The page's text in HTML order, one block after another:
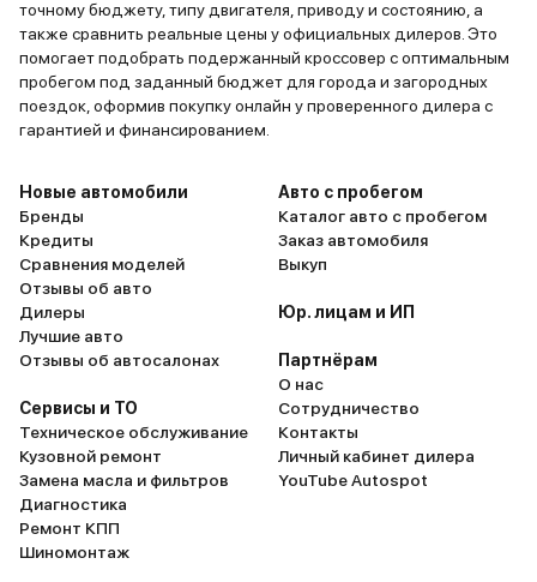
точному бюджету, типу двигателя, приводу и состоянию, а
также сравнить реальные цены у официальных дилеров. Это
помогает подобрать подержанный кроссовер с оптимальным
пробегом под заданный бюджет для города и загородных
поездок, оформив покупку онлайн у проверенного дилера с
гарантией и финансированием.
Новые автомобили
Бренды
Кредиты
Сравнения моделей
Отзывы об авто
Дилеры
Лучшие авто
Отзывы об автосалонах
Сервисы и ТО
Техническое обслуживание
Кузовной ремонт
Замена масла и фильтров
Диагностика
Ремонт КПП
Шиномонтаж
Авто с пробегом
Каталог авто с пробегом
Заказ автомобиля
Выкуп
Юр. лицам и ИП
Партнёрам
О нас
Сотрудничество
Контакты
Личный кабинет дилера
YouTube Autospot